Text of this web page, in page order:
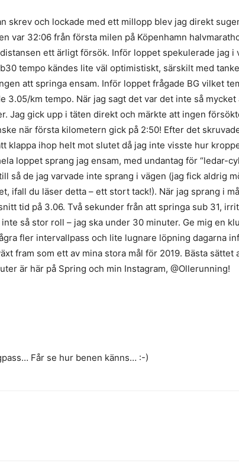
skrev och lockade med ett millopp blev jag direkt
var 32:06 från första milen på Köpenhamn
ett ärligt försök. Inför loppet spekulerade jag i
tempo kändes lite väl optimistiskt, särskilt med
att springa ensam. Inför loppet frågade BG vilket
3.05/km tempo. När jag sagt det var det inte så
Jag gick upp i täten direkt och märkte att ingen
när första kilometern gick på 2:50! Efter det
klappa ihop helt mot slutet då jag inte visste hur
loppet sprang jag ensam, med undantag för “ledar-
så de jag varvade inte sprang i vägen (jag fick aldrig
ifall du läser detta – ett stort tack!). När jag sprang i
tid på 3.06. Två sekunder från att springa sub 31,
så stor roll – jag ska under 30 minuter. Ge mig en
fler intervallpass och lite lugnare löpning dagarna
fram som ett av mina stora mål för 2019. Bästa sättet
är här på Spring och min Instagram, @Ollerunning!
Får se hur benen känns… :-)